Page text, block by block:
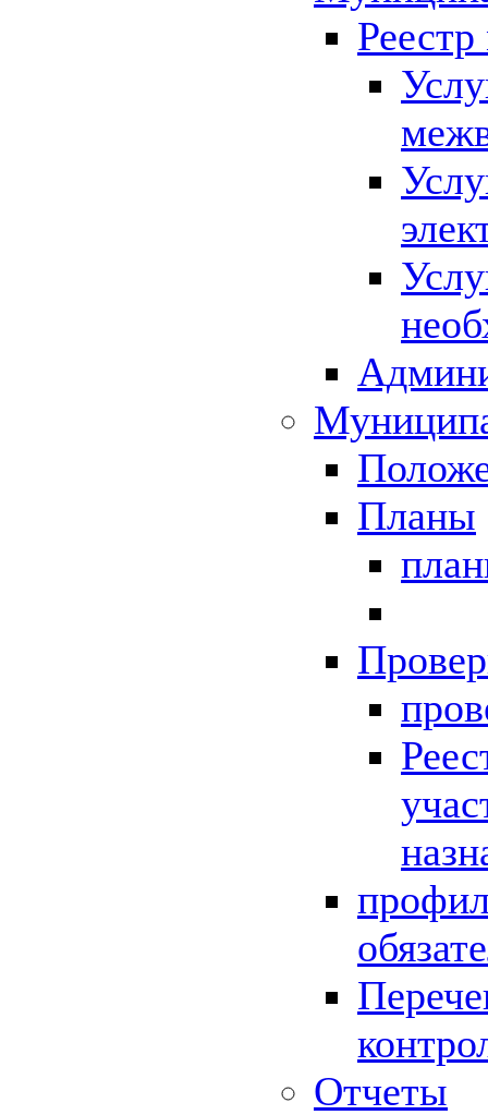
Планы
Отчеты